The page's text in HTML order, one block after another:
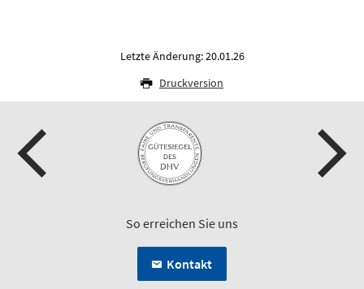
Letzte Änderung: 20.01.26
Druckversion
So erreichen Sie uns
Kontakt